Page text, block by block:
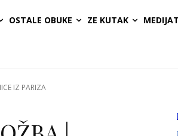
OSTALE OBUKE ZE KUTAK
IZ PARIZA